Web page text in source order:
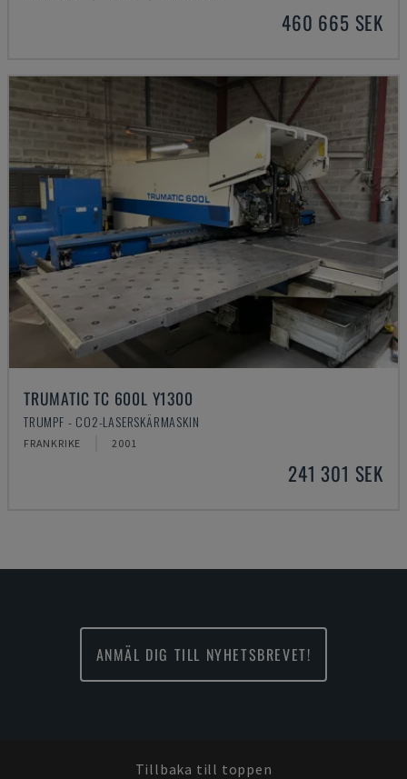
460 665 SEK
TRUMATIC TC 600L Y1300
TRUMPF - CO2-LASERSKÄRMASKIN
FRANKRIKE 2001
241 301 SEK
ANMÄL DIG TILL NYHETSBREVET!
Tillbaka till toppen